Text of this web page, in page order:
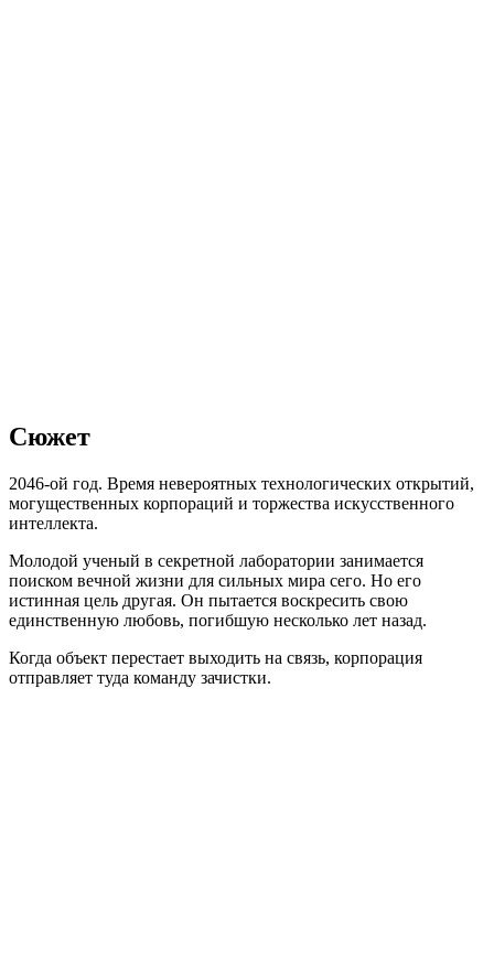
Сюжет
2046-ой год. Время невероятных технологических открытий,
могущественных корпораций и торжества искусственного
интеллекта.
Молодой ученый в секретной лаборатории занимается
поиском вечной жизни для сильных мира сего. Но его
истинная цель другая. Он пытается воскресить свою
единственную любовь, погибшую несколько лет назад.
Когда объект перестает выходить на связь, корпорация
отправляет туда команду зачистки.